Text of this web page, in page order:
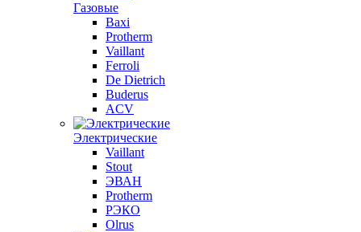
Газовые
Baxi
Protherm
Vaillant
Ferroli
De Dietrich
Buderus
ACV
Электрические
Vaillant
Stout
ЭВАН
Protherm
РЭКО
Olrus